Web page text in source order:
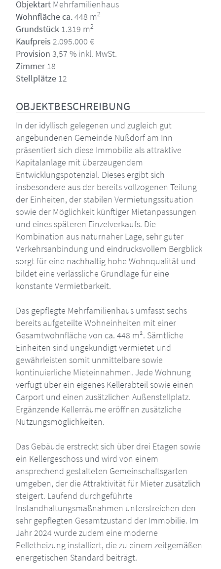
Objektart Mehrfamilienhaus
Wohnfläche ca.448 m2
Grundstück 1.319 m2
Kaufpreis 2.095.000 €
Provision 3,57 % inkl. MwSt.
Zimmer18
Stellplätze 12
OBJEKTBESCHREIBUNG
In der idyllisch gelegenen und zugleich gut
angebundenen Gemeinde Nußdorf am Inn
präsentiert sich diese Immobilie als attraktive
Kapitalanlage mit überzeugendem
Entwicklungspotenzial. Dieses ergibt sich
insbesondere aus der bereits vollzogenen Teilung
der Einheiten, der stabilen Vermietungssituation
sowie der Möglichkeit künftiger Mietanpassungen
und eines späteren Einzelverkaufs. Die
Kombination aus naturnaher Lage, sehr guter
Verkehrsanbindung und eindrucksvollem Bergblick
sorgt für eine nachhaltig hohe Wohnqualität und
bildet eine verlässliche Grundlage für eine
konstante Vermietbarkeit.
Das gepflegte Mehrfamilienhaus umfasst sechs
bereits aufgeteilte Wohneinheiten mit einer
Gesamtwohnfläche von ca. 448 m². Sämtliche
Einheiten sind ungekündigt vermietet und
gewährleisten somit unmittelbare sowie
kontinuierliche Mieteinnahmen. Jede Wohnung
verfügt über ein eigenes Kellerabteil sowie einen
Carport und einen zusätzlichen Außenstellplatz.
Ergänzende Kellerräume eröffnen zusätzliche
Nutzungsmöglichkeiten.
Das Gebäude erstreckt sich über drei Etagen sowie
ein Kellergeschoss und wird von einem
ansprechend gestalteten Gemeinschaftsgarten
umgeben, der die Attraktivität für Mieter zusätzlich
steigert. Laufend durchgeführte
Instandhaltungsmaßnahmen unterstreichen den
sehr gepflegten Gesamtzustand der Immobilie. Im
Jahr 2024 wurde zudem eine moderne
Pelletheizung installiert, die zu einem zeitgemäßen
energetischen Standard beiträgt.